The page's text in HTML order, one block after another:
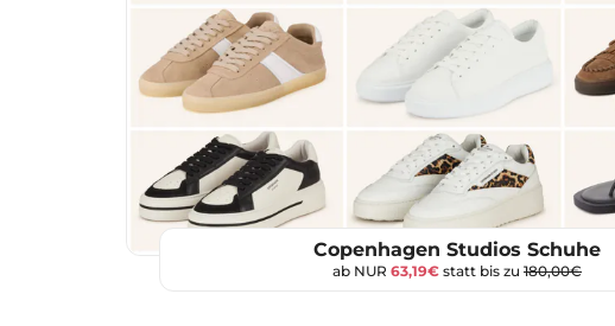
Copenhagen Studios Schuhe
ab NUR 63,19€ statt bis zu 180,00€